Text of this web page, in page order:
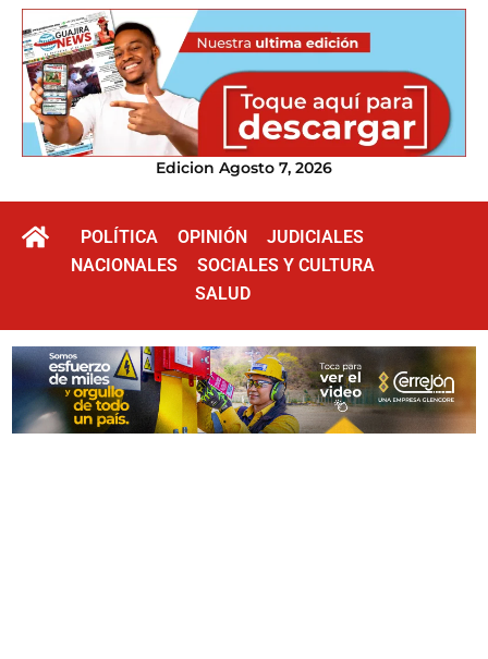
Edicion Agosto 7, 2026
POLÍTICA OPINIÓN
JUDICIALES
NACIONALES
SOCIALES Y CULTURA
SALUD